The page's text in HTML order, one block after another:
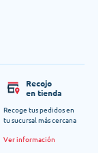
Recojo
en tienda
Recoge tus pedidos en
tu sucursal más cercana
Ver información